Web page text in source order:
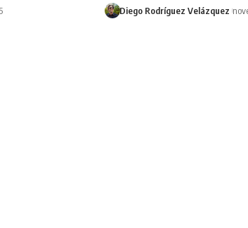
Diego Rodríguez Velázquez